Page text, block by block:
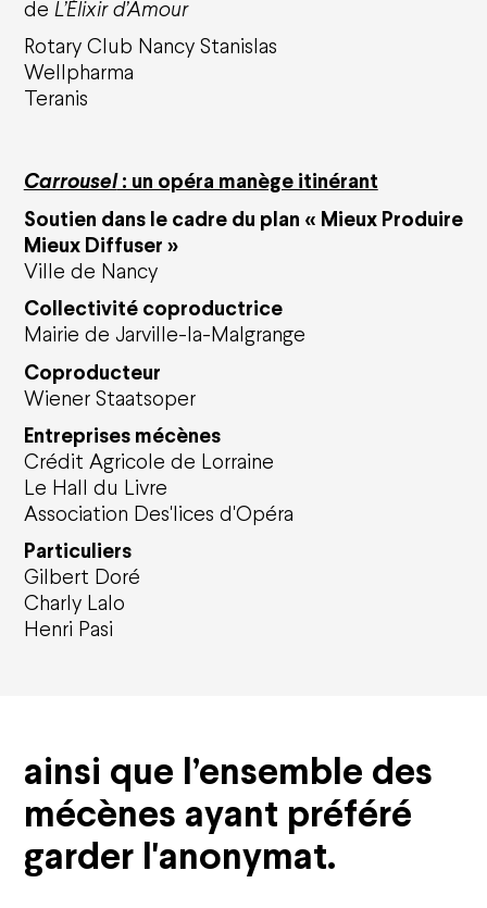
de L’Élixir d’Amour
Rotary Club Nancy Stanislas
Wellpharma
Teranis
Carrousel: un opéra manège itinérant
Soutien dans le cadre du plan « Mieux Produire
Mieux Diffuser »
Ville de Nancy
Collectivité coproductrice
Mairie de Jarville-la-Malgrange
Coproducteur
Wiener Staatsoper
Entreprises mécènes
Crédit Agricole de Lorraine
Le Hall du Livre
Association Des'lices d'Opéra
Particuliers
Gilbert Doré
Charly Lalo
Henri Pasi
ainsi que l’ensemble des
mécènes ayant préféré
garder l'anonymat.